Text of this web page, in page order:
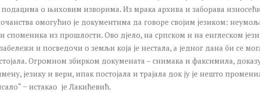
о њиховим изворима. Из мрака архива и заборава
омогућио је документима да говоре својим језиком:
споменика из прошлости. Ово дјело, на српском и на енглеском
и посведочи о земљи која је нестала, а једног дана би се
Огромном збирком докумената – снимака и факсимила,
језику и вери, ипак постојала и трајала док ју је нешто
истакао је Лакићевић.